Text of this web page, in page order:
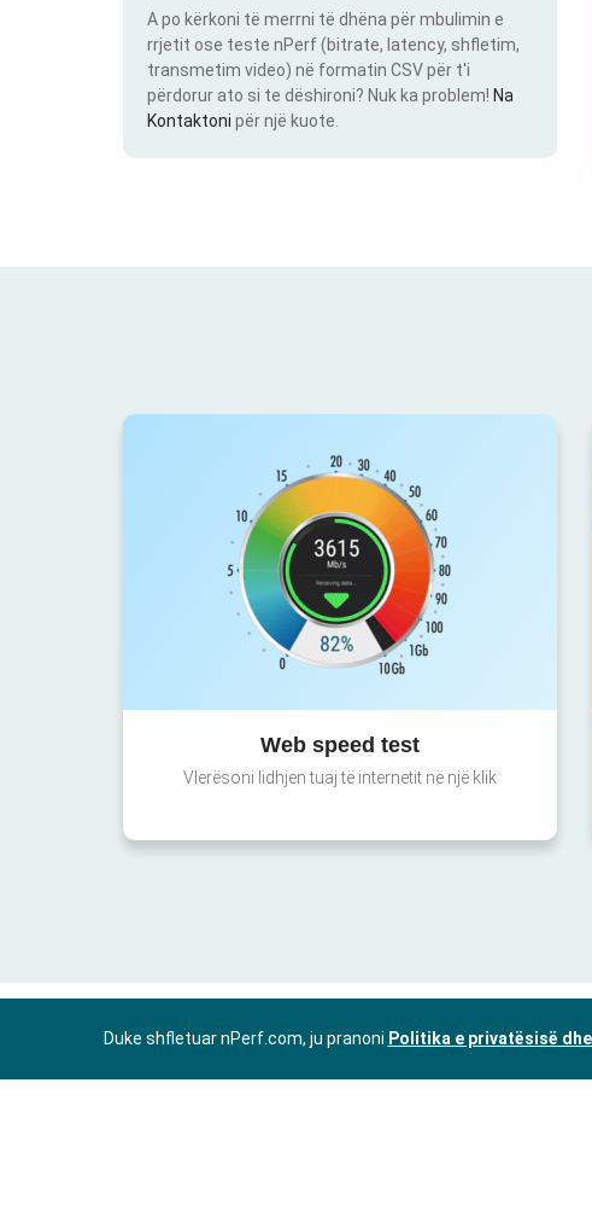
A po kërkoni të merrni të dhëna për mbulimin e
rrjetit ose teste nPerf (bitrate, latency, shfletim,
transmetim video) në formatin CSV për t'i
përdorur ato si te dëshironi? Nuk ka problem! Na
Kontaktoni për një kuote.
Web speed test
Vlerësoni lidhjen tuaj të internetit në një klik
Duke shfletuar nPerf.com, ju pranoni Politika e privatësisë